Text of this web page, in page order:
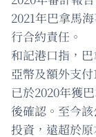
2021年巴拿馬
行合約責任。
和記港口指，
亞幣及額外支
已於2020年獲
後確認。至今
投資，遠超於